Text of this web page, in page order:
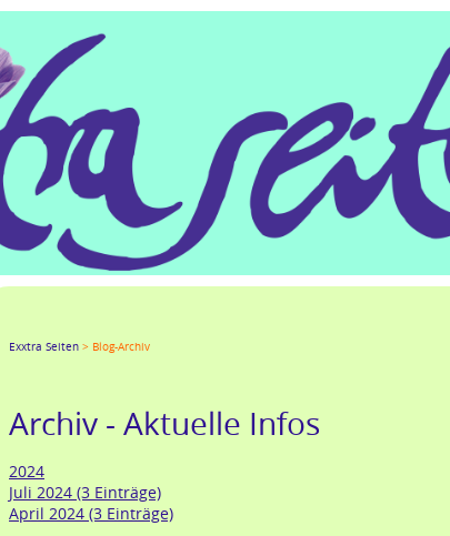
Exxtra Seiten Blog-Archiv
Archiv - Aktuelle Infos
2024
Juli 2024 (3 Einträge)
April 2024 (3 Einträge)